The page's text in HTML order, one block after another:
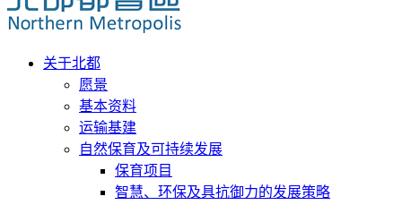
关于北都
愿景
基本资料
运输基建
自然保育及可持续发展
保育项目
智慧、环保及具抗御力的发展策略